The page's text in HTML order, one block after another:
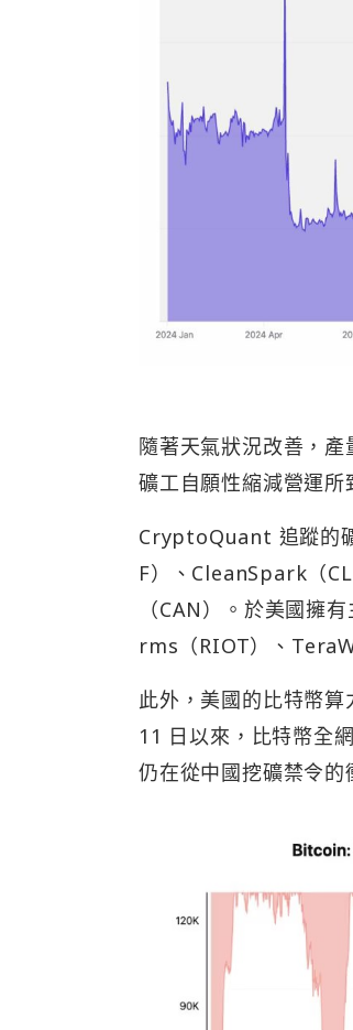
隨著天氣狀況改善，
礦工自願性縮減營運所
CryptoQuant 追蹤的
F）、CleanSpark（
（CAN）。於美國
rms（RIOT）、
此外，美國的比特幣
11 日以來，比特幣全
仍在從中國挖礦禁令的